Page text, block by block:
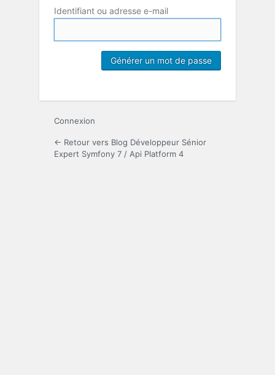
Identifiant ou adresse e-mail
Connexion
← Retour vers Blog Développeur Sénior
Expert Symfony 7 / Api Platform 4